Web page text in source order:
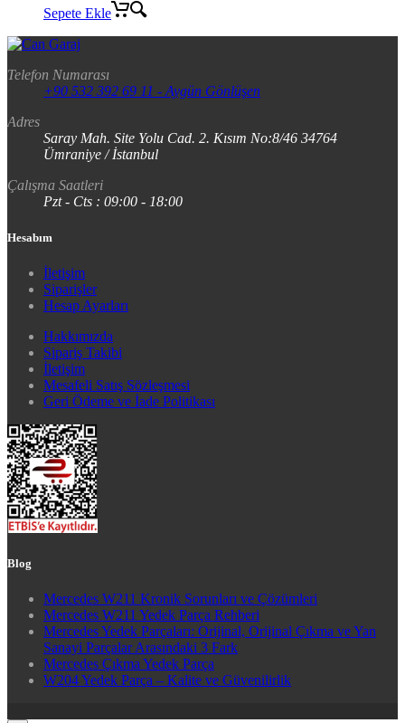
Sepete Ekle
Telefon Numarası
+90 532 392 69 11 - Aygün Gönlüşen
Adres
Saray Mah. Site Yolu Cad. 2. Kısım No:8/46 34764
Ümraniye / İstanbul
Çalışma Saatleri
Pzt - Cts : 09:00 - 18:00
Hesabım
İletişim
Siparişler
Hesap Ayarları
Hakkımızda
Sipariş Takibi
İletişim
Mesafeli Satış Sözleşmesi
Geri Ödeme ve İade Politikası
Blog
Mercedes W211 Kronik Sorunları ve Çözümleri
Mercedes W211 Yedek Parça Rehberi
Mercedes Yedek Parçaları: Orijinal, Orijinal Çıkma ve Yan
Sanayi Parçalar Arasındaki 3 Fark
Mercedes Çıkma Yedek Parça
W204 Yedek Parça – Kalite ve Güvenilirlik